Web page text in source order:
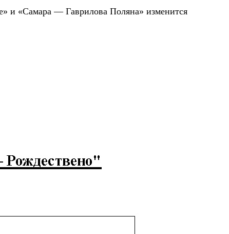
и «Самара — Гаврилова Поляна» изменится